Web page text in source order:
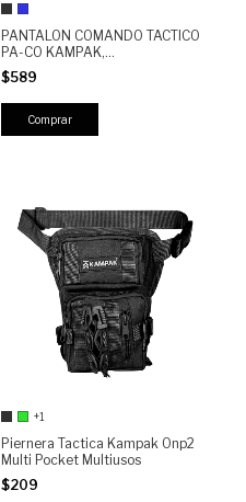
PANTALON COMANDO TACTICO
PA-CO KAMPAK,
SEMIREPELENTE,
ANTIDESGARRE
$589
Comprar
+1
Piernera Tactica Kampak Onp2
Multi Pocket Multiusos
$209